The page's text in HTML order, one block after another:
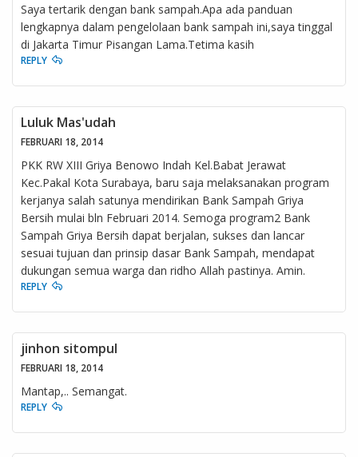
Saya tertarik dengan bank sampah.Apa ada panduan
lengkapnya dalam pengelolaan bank sampah ini,saya tinggal
di Jakarta Timur Pisangan Lama.Tetima kasih
REPLY
Luluk Mas'udah
FEBRUARI 18, 2014
PKK RW XIII Griya Benowo Indah Kel.Babat Jerawat
Kec.Pakal Kota Surabaya, baru saja melaksanakan program
kerjanya salah satunya mendirikan Bank Sampah Griya
Bersih mulai bln Februari 2014. Semoga program2 Bank
Sampah Griya Bersih dapat berjalan, sukses dan lancar
sesuai tujuan dan prinsip dasar Bank Sampah, mendapat
dukungan semua warga dan ridho Allah pastinya. Amin.
REPLY
jinhon sitompul
FEBRUARI 18, 2014
Mantap,.. Semangat.
REPLY